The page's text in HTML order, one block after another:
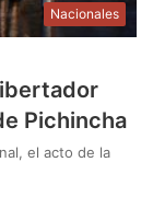
Nacionales
Pichincha
el acto de la